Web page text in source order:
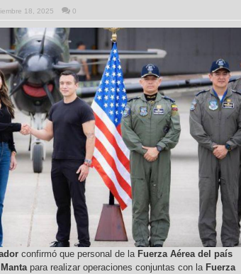
18, 2025 0
confirmó que personal de la Fuerza Aérea del país
para realizar operaciones conjuntas con la Fuerza